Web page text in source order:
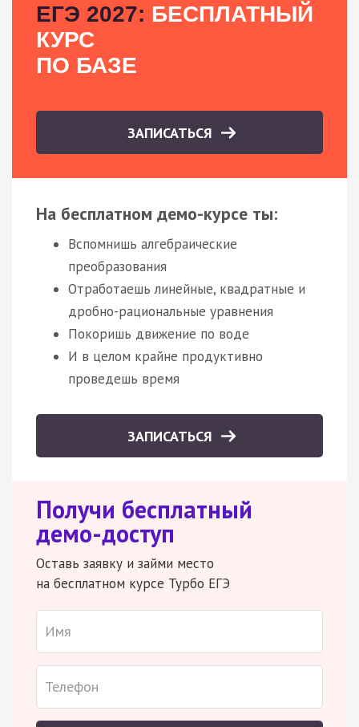
ЕГЭ 2027: БЕСПЛАТНЫЙ
КУРС
ПО БАЗЕ
ЗАПИСАТЬСЯ
На бесплатном демо-курсе ты:
Вспомнишь алгебраические
преобразования
Отработаешь линейные, квадратные и
дробно-рациональные уравнения
Покоришь движение по воде
И в целом крайне продуктивно
проведешь время
ЗАПИСАТЬСЯ
Получи бесплатный
демо-доступ
Оставь заявку и займи место
на бесплатном курсе Турбо ЕГЭ